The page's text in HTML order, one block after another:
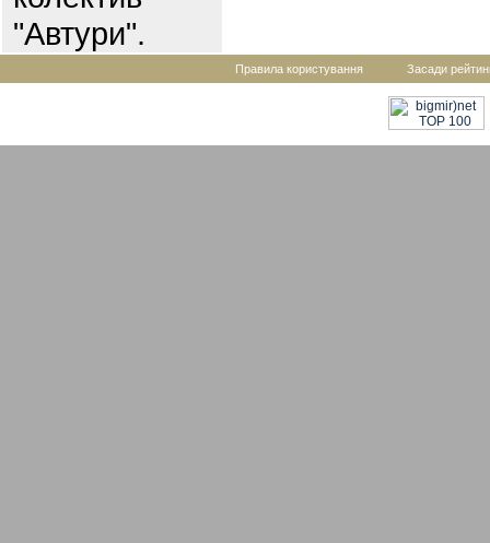
"Автури".
Правила користування Засади